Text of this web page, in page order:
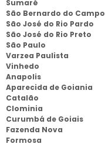
Sumaré
São Bernardo do Campo
São José do Rio Pardo
São José do Rio Preto
São Paulo
Varzea Paulista
Vinhedo
Anapolis
Aparecida de Goiania
Catalão
Clominia
Curumbá de Goiais
Fazenda Nova
Formosa